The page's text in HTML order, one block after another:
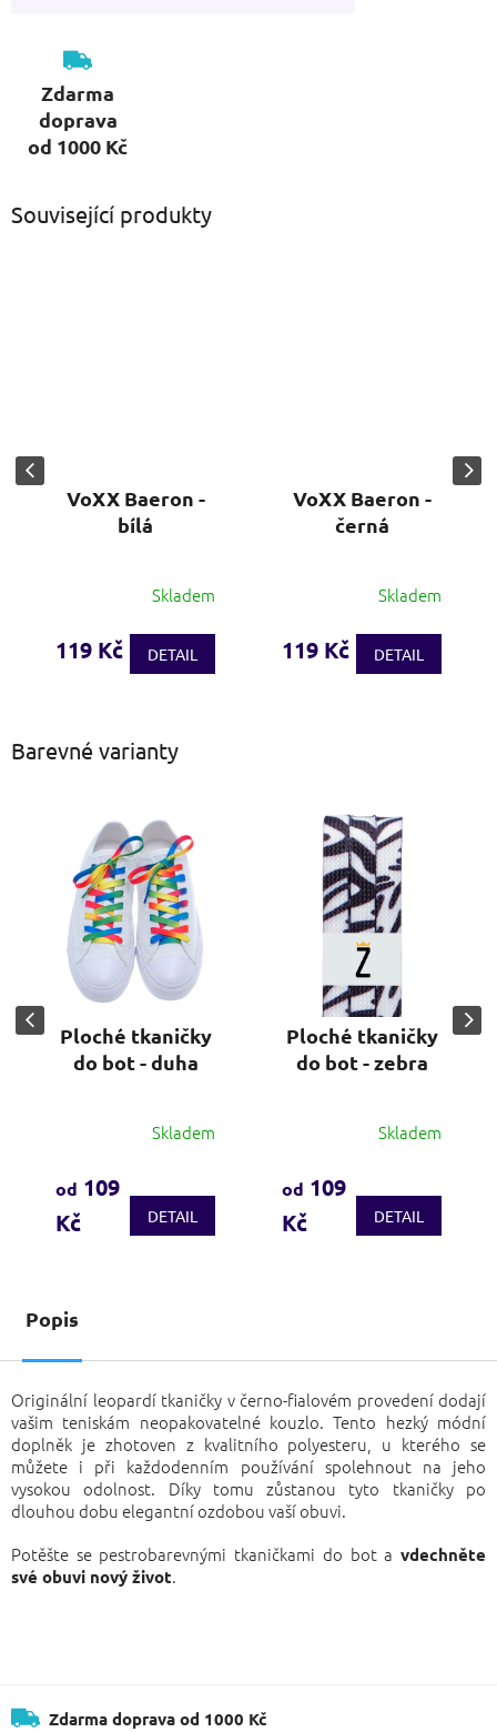
Zdarma
doprava
od 1000 Kč
Související produkty
VoXX Baeron -
bílá
Skladem
119 Kč DETAIL
VoXX Baeron -
černá
Skladem
119 Kč DETAIL
Barevné varianty
Ploché tkaničky
do bot - duha
produktu
je
3,8
Skladem
od 109
Kč
DETAIL
Ploché tkaničky
do bot - zebra
produktu
je
3,6
Skladem
od 109
Kč
DETAIL
Popis
Originální leopardí tkaničky v černo-fialovém provedení dodají
vašim teniskám neopakovatelné kouzlo. Tento hezký módní
doplněk je zhotoven z kvalitního polyesteru, u kterého se
můžete i při každodenním používání spolehnout na jeho
vysokou odolnost. Díky tomu zůstanou tyto tkaničky po
dlouhou dobu elegantní ozdobou vaší obuvi.
Potěšte se pestrobarevnými tkaničkami do bot a vdechněte
své obuvi nový život.
Zdarma doprava od 1000 Kč